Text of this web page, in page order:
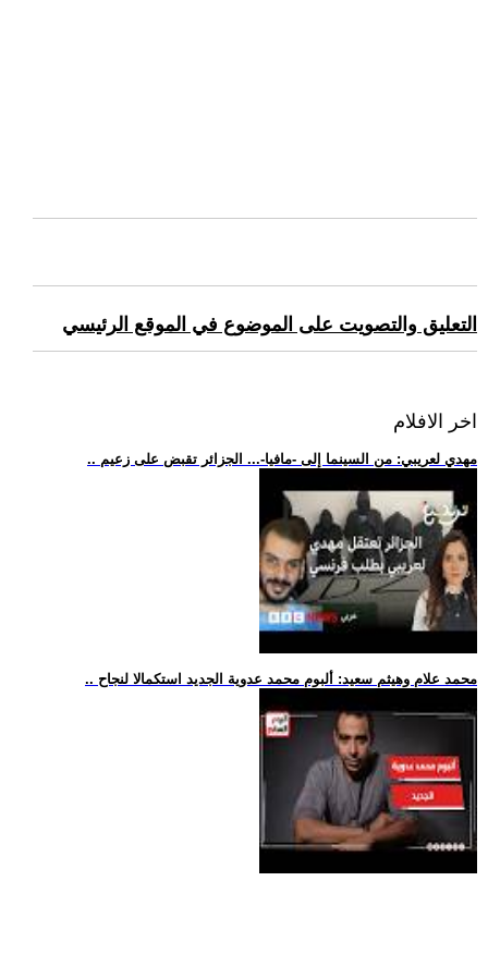
التعليق والتصويت على الموضوع في الموقع الرئيسي
اخر الافلام
.. مهدي لعريبي: من السينما إلى -مافيا-... الجزائر تقبض على زعيم
.. محمد علام وهيثم سعيد: ألبوم محمد عدوية الجديد استكمالا لنجاح